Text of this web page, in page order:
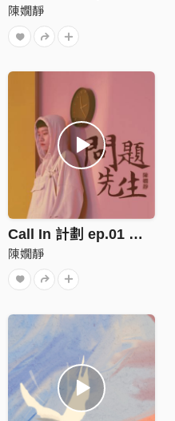
陳嫺靜
Call In 計劃 ep.01 問題先生
陳嫺靜